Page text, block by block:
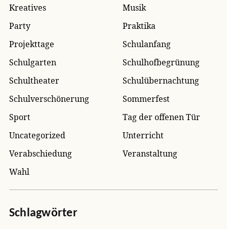
Kreatives
Musik
Party
Praktika
Projekttage
Schulanfang
Schulgarten
Schulhofbegrünung
Schultheater
Schulübernachtung
Schulverschönerung
Sommerfest
Sport
Tag der offenen Tür
Uncategorized
Unterricht
Verabschiedung
Veranstaltung
Wahl
Schlagwörter